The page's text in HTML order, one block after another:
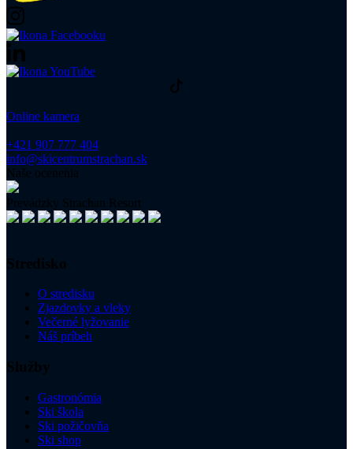
Online kamera
+421 907 777 404
info@skicentrumstrachan.sk
Naše ocenenia
Prevádzky Strachan Resort
Stredisko
O stredisku
Zjazdovky a vleky
Večerné lyžovanie
Náš príbeh
Služby
Gastronómia
Ski škola
Ski požičovňa
Ski shop